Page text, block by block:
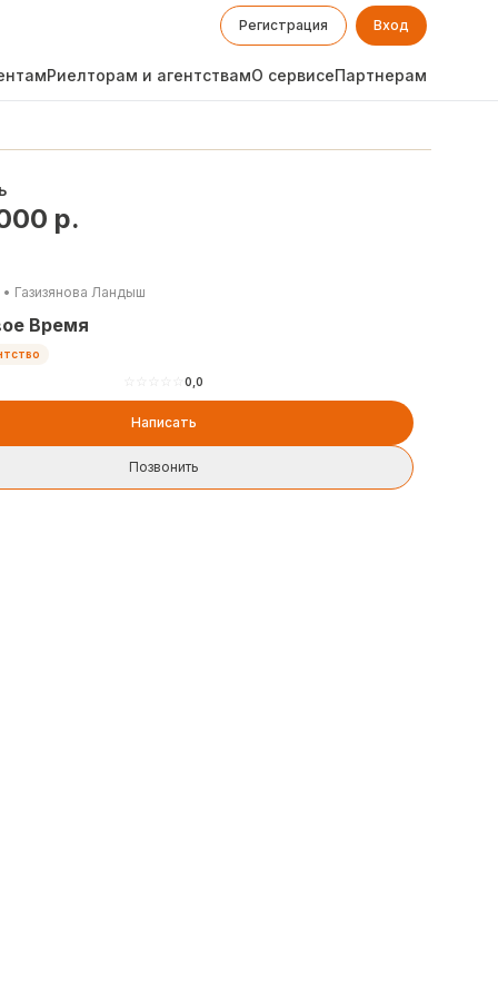
Регистрация Вход
Риелторам и агентствамО сервисеПартнерам
р.
• Газизянова Ландыш
Время
☆0,0
Написать
Позвонить